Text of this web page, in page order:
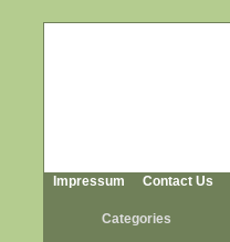
Impressum Contact Us
Categories